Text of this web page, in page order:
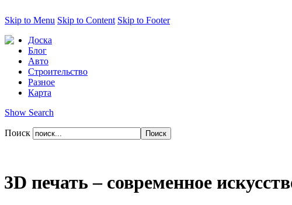
Skip to Menu Skip to Content Skip to Footer
Доска
Блог
Авто
Строительство
Разное
Карта
Show Search
Поиск
3D печать – современное